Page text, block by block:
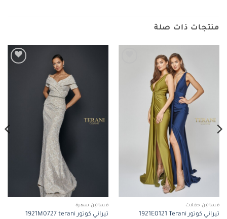
منتجات ذات صلة
فساتين حفلات
تيراني كوتور 1921E0121 Terani
فساتين سهرة
تيراني كوتور 1921M0727 terani